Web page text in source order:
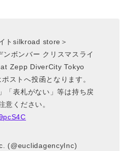
トsilkroad store＞
ボンバー クリスマスライ
Zepp DiverCity Tokyo
ストへ投函となります。
「表札がない」等は持ち戻
意ください。
(@euclidagencyInc)